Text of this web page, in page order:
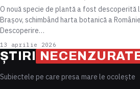
O nouă specie de plantă a fost descoperită
Brașov, schimbând harta botanică a
Descoperire…
13 aprilie 2026
ȘTIRI
Subiectele pe care presa mare le ocolește